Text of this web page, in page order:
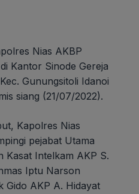
Nias AKBP
Kantor Sinode Gereja
Gunungsitoli Idanoi
siang (21/07/2022).
Kapolres Nias
pejabat Utama
Kasat Intelkam AKP S.
Iptu Narson
Gido AKP A. Hidayat